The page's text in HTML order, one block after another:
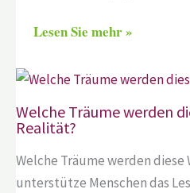
Lesen Sie mehr »
Welche Träume werden
Realität?
Welche Träume werden
unterstütze Menschen das